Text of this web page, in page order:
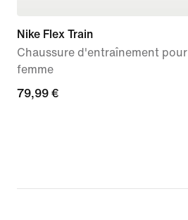
Nike Flex Train
Chaussure d'entraînement pour
femme
79,99 €
79,99 €